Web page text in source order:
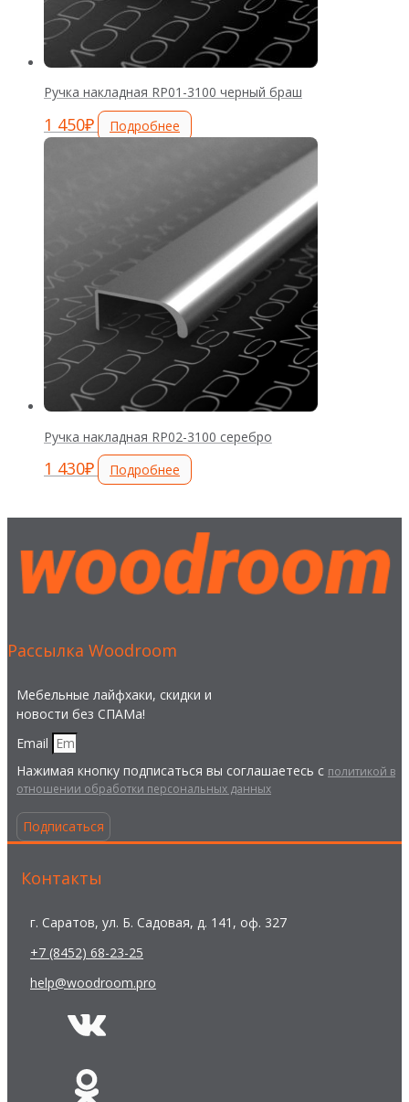
Ручка накладная RP01-3100 черный браш
1 450₽ Подробнее
Ручка накладная RP02-3100 серебро
1 430₽ Подробнее
Рассылка Woodroom
Мебельные лайфхаки, скидки и
новости без СПАМа!
Email
Нажимая кнопку подписаться вы соглашаетесь с политикой в
отношении обработки персональных данных
Подписаться
Контакты
г. Саратов, ул. Б. Садовая, д. 141, оф. 327
+7 (8452) 68-23-25
help@woodroom.pro